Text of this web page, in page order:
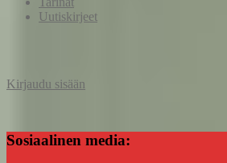
Uutiskirjeet
Kirjaudu sisään
Sosiaalinen media: